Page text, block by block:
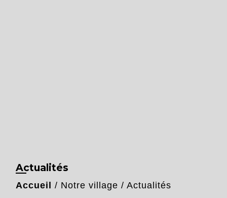
Actualités
Accueil / Notre village / Actualités